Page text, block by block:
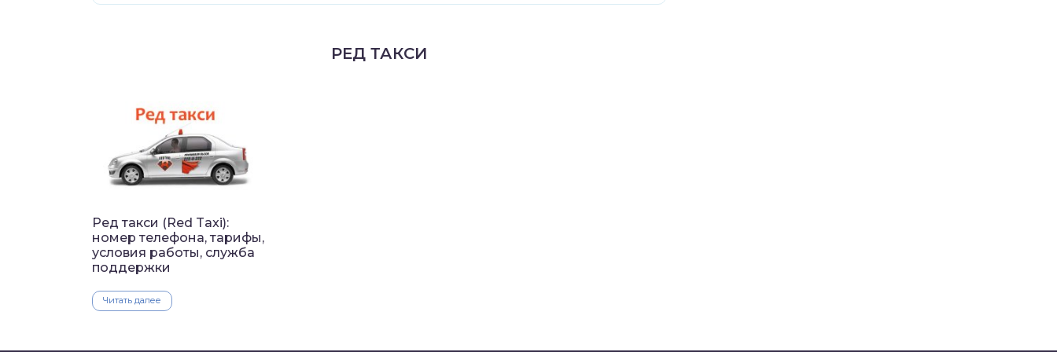
РЕД ТАКСИ
Ред такси (Red Taxi):
номер телефона, тарифы,
условия работы, служба
поддержки
Читать далее